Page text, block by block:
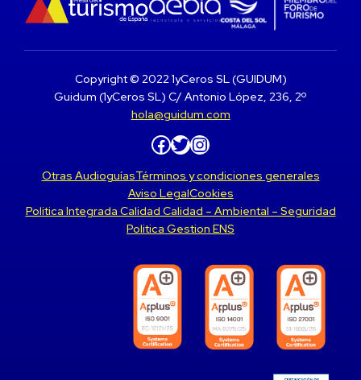
Copyright © 2022 1yCeros SL (GUIDUM)
Guidum (1yCeros SL) C/ Antonio López, 236, 2º
hola@guidum.com
Facebook Twitter Instagram
Otras AudioguíasTérminos y condiciones generales
Aviso LegalCookies
Politica Integrada Calidad Calidad – Ambiental – Seguridad
Politica Gestion ENS